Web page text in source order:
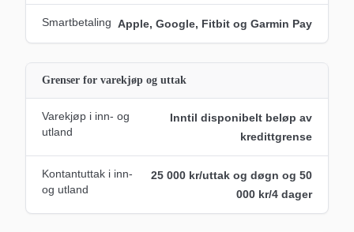
Smartbetaling Apple, Google, Fitbit og Garmin Pay
Grenser for varekjøp og uttak
Varekjøp i inn- og
utland
Inntil disponibelt beløp av
kredittgrense
Kontantuttak i inn-
og utland
25 000 kr/uttak og døgn og 50
000 kr/4 dager